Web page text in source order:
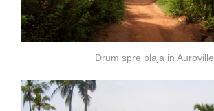
Drum spre plaja in Auroville